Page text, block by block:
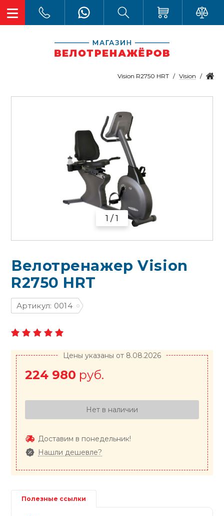
Vision
Vision R2750 HRT
1 / 1
Велотренажер Vision
R2750 HRT
Артикул: 0014
Цены указаны от 8.08.2026
224 980 руб.
Нет в наличии
Доставим в понедельник!
Нашли дешевле?
Полезные ссылки